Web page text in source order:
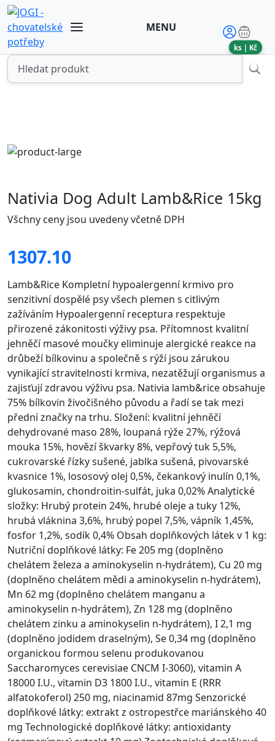
MENU
ks | Kč
Nativia Dog Adult Lamb&Rice 15kg
Všchny ceny jsou uvedeny včetně DPH
1307.10
Lamb&Rice Kompletní hypoalergenní krmivo pro
senzitivní dospělé psy všech plemen s citlivým
zažíváním Hypoalergenní receptura respektuje
přirozené zákonitosti výživy psa. Přítomnost kvalitní
jehněčí masové moučky eliminuje alergické reakce na
drůbeží bílkovinu a společně s rýží jsou zárukou
vynikající stravitelnosti krmiva, nezatěžují organismus a
zajisťují zdravou výživu psa. Nativia lamb&rice obsahuje
75% bílkovin živočišného původu a řadí se tak mezi
přední značky na trhu. Složení: kvalitní jehněčí
dehydrované maso 28%, loupaná rýže 27%, rýžová
mouka 15%, hovězí škvarky 8%, vepřový tuk 5,5%,
cukrovarské řízky sušené, jablka sušená, pivovarské
kvasnice 1%, lososový olej 0,5%, čekankový inulín 0,1%,
glukosamin, chondroitin-sulfát, juka 0,02% Analytické
složky: Hrubý protein 24%, hrubé oleje a tuky 12%,
hrubá vláknina 3,6%, hrubý popel 7,5%, vápník 1,45%,
fosfor 1,2%, sodík 0,4% Obsah doplňkových látek v 1 kg:
Nutriční doplňkové látky: Fe 205 mg (doplněno
chelátem železa a aminokyselin n-hydrátem), Cu 20 mg
(doplněno chelátem mědi a aminokyselin n-hydrátem),
Mn 62 mg (doplněno chelátem manganu a
aminokyselin n-hydrátem), Zn 128 mg (doplněno
chelátem zinku a aminokyselin n-hydrátem), I 2,1 mg
(doplněno jodidem draselným), Se 0,34 mg (doplněno
organickou formou selenu produkovanou
Saccharomyces cerevisiae CNCM I-3060), vitamin A
18000 I.U., vitamin D3 1800 I.U., vitamin E (RRR
alfatokoferol) 250 mg, niacinamid 87mg Senzorické
doplňkové látky: extrakt z ostropestřce mariánského 40
mg Technologické doplňkové látky: antioxidanty